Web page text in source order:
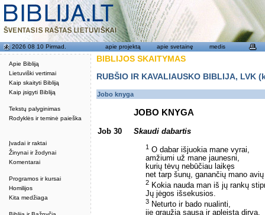
Apie Bibliją
Lietuviški vertimai
Kaip skaityti Bibliją
Kaip įsigyti Bibliją
Tekstų palyginimas
Rodyklės ir teminė paieška
Įvadai ir raktai
Žinynai ir žodynai
Komentarai
Programos ir kursai
Homilijos
Kita medžiaga
2026 08 10 Pirmad. apie projektą apie svetainę medis
BIBLIJOS SKAITYMAS
RUBŠIO IR KAVALIAUSKO BIBLIJA,
Jobo knyga
JOBO KNYGA
Job 30 Skaudi dabartis
1 O dabar išjuokia mane vyrai,
amžiumi už mane jaunesni,
kurių tėvų nebūčiau laikęs
net tarp šunų, ganančių mano
2 Kokia nauda man iš jų rankų
Jų jėgos išsekusios.
3 Neturto ir bado nualinti,
jie graužia sausą ir apleistą dirvą,